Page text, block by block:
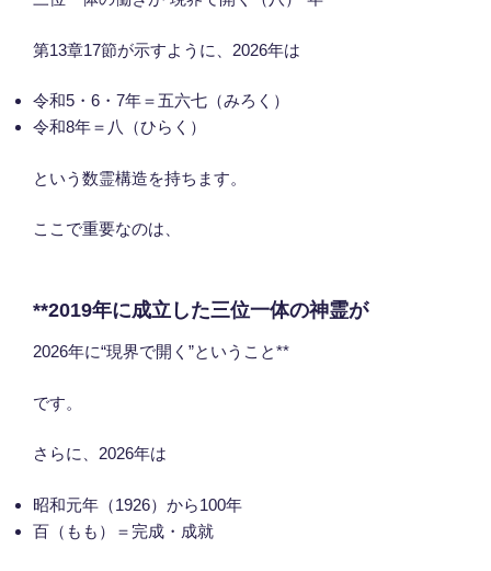
第13章17節が示すように、2026年は
令和5・6・7年＝五六七（みろく）
令和8年＝八（ひらく）
という数霊構造を持ちます。
ここで重要なのは、
**2019年に成立した三位一体の神霊が
2026年に“現界で開く”ということ**
です。
さらに、2026年は
昭和元年（1926）から100年
百（もも）＝完成・成就